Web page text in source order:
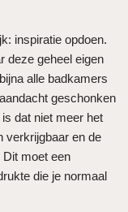
inspiratie opdoen.
deze geheel eigen
alle badkamers
geschonken
dat niet meer het
verkrijgbaar en de
moet een
die je normaal